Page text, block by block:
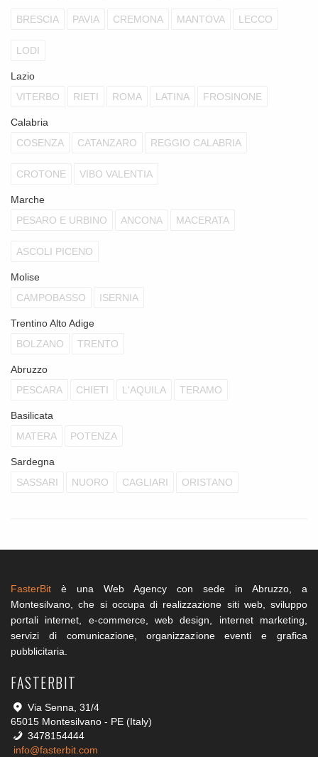
BRESCIA PAVIA CREMONA MANTOVA LECCO
LODI
Lazio
VITERBO
RIETI ROMA LATINA FROSINONE
Calabria
COSENZA
CATANZARO REGGIO CALABRIA
CROTONE VIBO VALENTIA
Marche
PESARO E URBINO
ANCONA MACERATA
ASCOLI PICENO
Molise
CAMPOBASSO
ISERNIA
Trentino Alto Adige
BOLZANO
TRENTO
Abruzzo
PESCARA
CHIETI L'AQUILA TERAMO
Basilicata
MATERA
POTENZA
Sardegna
SASSARI
NUORO CAGLIARI ORISTANO
FasterBit è una Web Agency con sede in Abruzzo, a
Montesilvano, che si occupa di realizzazione siti web, sviluppo
portali internet, e-commerce, web design, internet marketing,
servizi di comunicazione, organizzazione eventi e grafica
pubblicitaria.
FASTERBIT
Via Senna, 31/4
65015 Montesilvano - PE (Italy)
3478154444
info@fasterbit.com